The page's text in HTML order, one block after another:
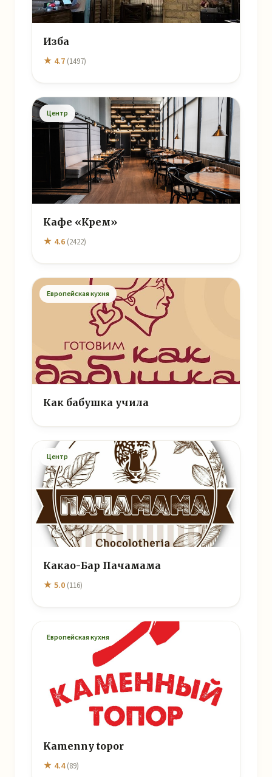
Изба
★ 4.7 (1497)
Центр
Кафе «Крем»
★ 4.6 (2422)
Европейская кухня
Как бабушка учила
Центр
Какао-Бар Пачамама
★ 5.0 (116)
Европейская кухня
Kamenny topor
★ 4.4(89)